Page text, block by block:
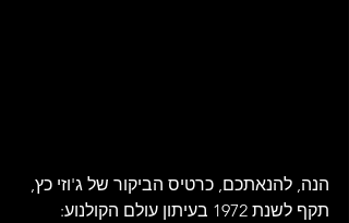
הנה, להנאתכם, כרטיס הביקור של ג'וזי כץ,
תקף לשנת 1972 בעיתון עולם הקולנוע: